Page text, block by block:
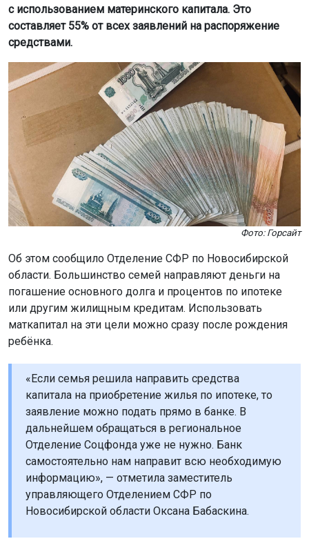
с использованием материнского капитала. Это
составляет 55% от всех заявлений на распоряжение
средствами.
Фото: Горсайт
Об этом сообщило Отделение СФР по Новосибирской
области. Большинство семей направляют деньги на
погашение основного долга и процентов по ипотеке
или другим жилищным кредитам. Использовать
маткапитал на эти цели можно сразу после рождения
ребёнка.
«Если семья решила направить средства
капитала на приобретение жилья по ипотеке, то
заявление можно подать прямо в банке. В
дальнейшем обращаться в региональное
Отделение Соцфонда уже не нужно. Банк
самостоятельно нам направит всю необходимую
информацию», — отметила заместитель
управляющего Отделением СФР по
Новосибирской области Оксана Бабаскина.